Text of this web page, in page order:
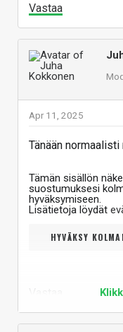
Vastaa
Apr 11, 2025
Tänään normaalisti
Tämän sisällön
suostumuksesi
hyväksymiseen.
Lisätietoja löydät
HYVÄKSY